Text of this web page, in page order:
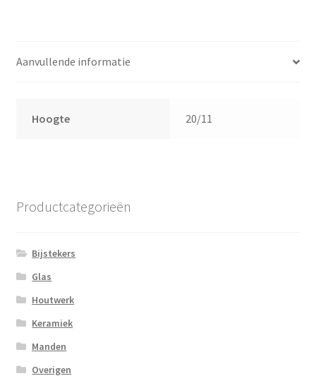
Aanvullende informatie
Hoogte 20/11
Productcategorieën
Bijstekers
Glas
Houtwerk
Keramiek
Manden
Overigen